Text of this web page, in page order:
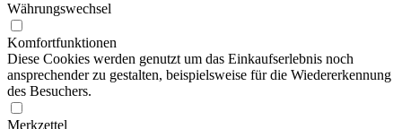
Währungswechsel
Komfortfunktionen
Diese Cookies werden genutzt um das Einkaufserlebnis noch
ansprechender zu gestalten, beispielsweise für die Wiedererkennung
des Besuchers.
Merkzettel